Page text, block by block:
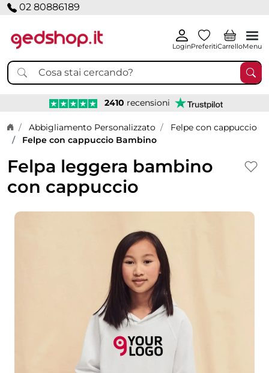
02 80886189
LoginPreferitiCarrelloMenu
2410 recensioni
Home page
Abbigliamento Personalizzato
Felpe con cappuccio
Felpe con cappuccio Bambino
Felpa leggera bambino
con cappuccio